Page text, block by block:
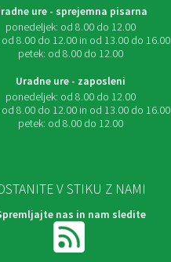
ure - sprejemna pisarna
ponedeljek: od 8.00 do 12.00
od 8.00 do 12.00 in od 13.00 do 16.00
petek: od 8.00 do 12.00
Uradne ure - zaposleni
ponedeljek: od 8.00 do 12.00
od 8.00 do 12.00 in od 13.00 do 16.00
petek: od 8.00 do 12.00
V STIKU Z NAMI
nas in nam sledite